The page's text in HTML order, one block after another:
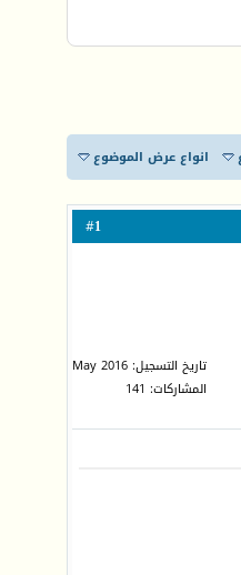
انواع عرض الموضوع
1
تاريخ التسجيل: May 2016
المشاركات: 141